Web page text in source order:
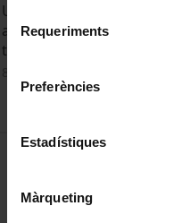
consultar laPolítica de
Selecció
de Requeriments
Preferències
Estadístiques
Màrqueting
Universo Sostenible.
agricultura sostenible y
temporada de «Universo